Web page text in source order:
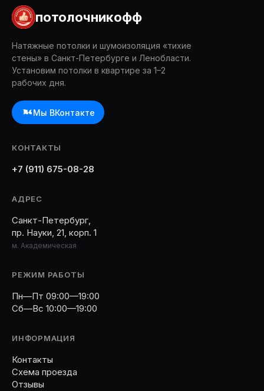
потолочникофф
Натяжные потолки и шумоизоляция «тихие
стены» в Санкт-Петербурге и Ленобласти.
Установим потолки в квартире за 1–2
рабочих дня.
Мы ВКонтакте
КОНТАКТЫ
+7 (911) 675-08-28
АДРЕС
Санкт-Петербург,
пр. Науки, 21, корп. 1
м. Академическая
РЕЖИМ РАБОТЫ
Пн—Пт 09:00—19:00
Сб—Вс 10:00—19:00
ИНФОРМАЦИЯ
Контакты
Схема проезда
Отзывы